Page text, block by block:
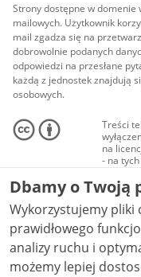
Strony dostępne w domenie
mailowych. Użytkownik
mail zgadza się na
dobrowolnie podanych
odpowiedzi na przesłane
każdą z jednostek znajdują
osobowych.
Treści
na
- na
audio i
Creative
NC-ND
Dbamy o Twoją
Wykorzystujemy pliki
prawidłowego
analizy ruchu i
możemy lepiej